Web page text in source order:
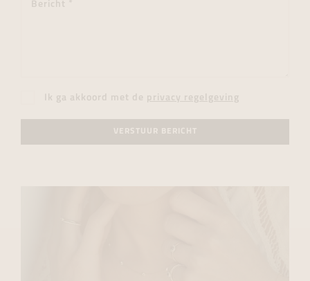
Ik ga akkoord met de privacy regelgeving
VERSTUUR BERICHT